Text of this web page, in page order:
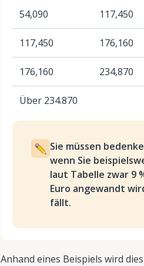
54,090 117,450
117,450 176,160
176,160 234,870
Über 234.870
Sie müssen
wenn Sie
laut Tabelle zwar 9
Euro angewandt
fällt.
Anhand eines Beispiels wird